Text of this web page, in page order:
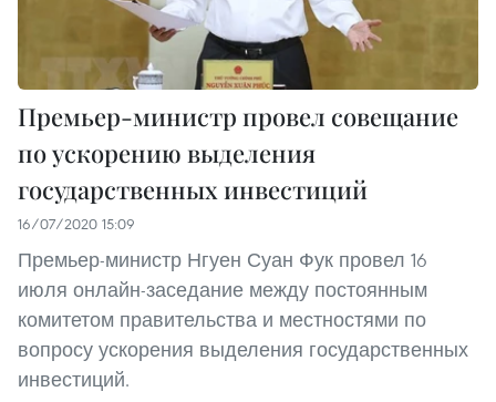
Премьер-министр провел совещание
по ускорению выделения
государственных инвестиций
16/07/2020 15:09
Премьер-министр Нгуен Суан Фук провел 16
июля онлайн-заседание между постоянным
комитетом правительства и местностями по
вопросу ускорения выделения государственных
инвестиций.